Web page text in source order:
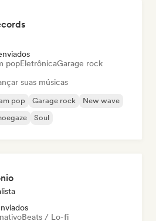
popEletrônicaGarage rock
suas músicas
pop Garage rock
New wave
Soul
Beats / Lo-fi